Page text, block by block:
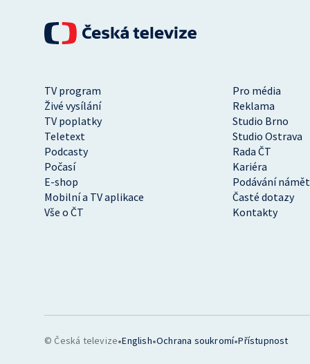
TV program
Pro média
Živé vysílání
Reklama
TV poplatky
Studio Brno
Teletext
Studio Ostrava
Podcasty
Rada ČT
Počasí
Kariéra
E-shop
Podávání
Mobilní a TV aplikace
Časté dotazy
Vše o ČT
Kontakty
© Česká televize•English•Ochrana soukromí•Přístupnost